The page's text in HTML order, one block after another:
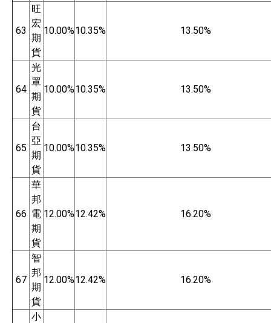
63
旺
宏
期
貨
10.00%10.35% 13.50%
64
光
罩
期
貨
10.00%10.35% 13.50%
65
台
亞
期
貨
10.00%10.35% 13.50%
66
華
邦
電
期
貨
12.00%12.42% 16.20%
67
智
邦
期
貨
12.00%12.42% 16.20%
小